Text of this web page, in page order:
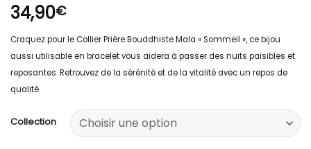
34,90€
Craquez pour le Collier Prière Bouddhiste Mala « Sommeil », ce bijou
aussi utilisable en bracelet vous aidera à passer des nuits paisibles et
reposantes. Retrouvez de la sérénité et de la vitalité avec un repos de
qualité.
Collection